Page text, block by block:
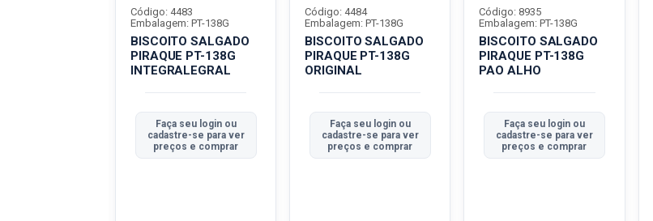
BISCOITO SALGADO
PIRAQUE PT-138G
INTEGRALEGRAL
Código: 4483
Embalagem: PT-138G
Faça seu login ou
cadastre-se para ver
preços e comprar
BISCOITO SALGADO
PIRAQUE PT-138G
ORIGINAL
Código: 4484
Embalagem: PT-138G
Faça seu login ou
cadastre-se para ver
preços e comprar
BISCOITO SALGADO
PIRAQUE PT-138G
PAO ALHO
Código: 8935
Embalagem: PT-138G
Faça seu login ou
cadastre-se para ver
preços e comprar